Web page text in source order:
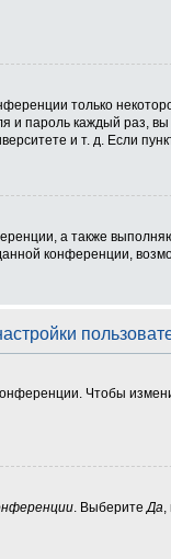
только
и пароль каждый раз,
и т. д. Если
а также
конференции,
Чтобы
. ВыберитеДа,